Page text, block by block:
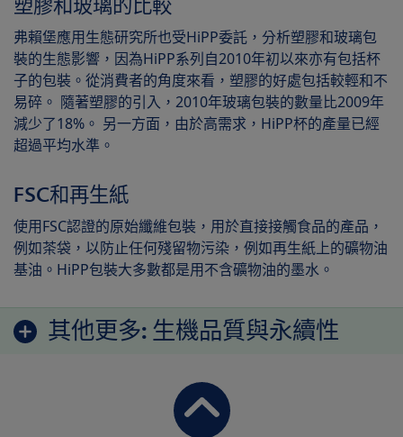
塑膠和玻璃的比較
弗賴堡應用生態研究所也受HiPP委託，分析塑膠和玻璃包
裝的生態影響，因為HiPP系列自2010年初以來亦有包括杯
子的包裝。從消費者的角度來看，塑膠的好處包括較輕和不
易碎。 隨著塑膠的引入，2010年玻璃包裝的數量比2009年
減少了18%。 另一方面，由於高需求，HiPP杯的產量已經
超過平均水準。
FSC和再生紙
使用FSC認證的原始纖維包裝，用於直接接觸食品的產品，
例如茶袋，以防止任何殘留物污染，例如再生紙上的礦物油
基油。HiPP包裝大多數都是用不含礦物油的墨水。
其他更多: 生機品質與永續性